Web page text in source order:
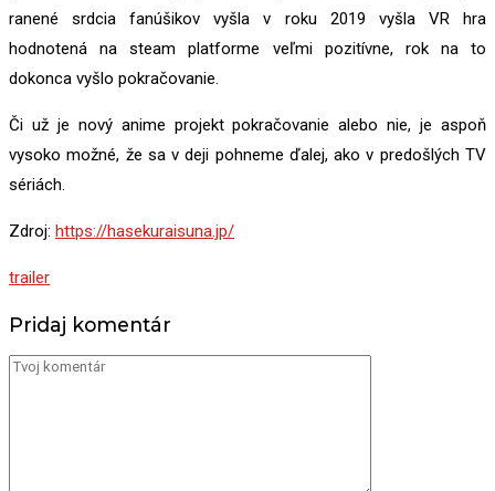
ranené srdcia fanúšikov vyšla v roku 2019 vyšla VR hra
hodnotená na steam platforme veľmi pozitívne, rok na to
dokonca vyšlo pokračovanie.
Či už je nový anime projekt pokračovanie alebo nie, je aspoň
vysoko možné, že sa v deji pohneme ďalej, ako v predošlých TV
sériách.
Zdroj: https://hasekuraisuna.jp/
trailer
Pridaj komentár